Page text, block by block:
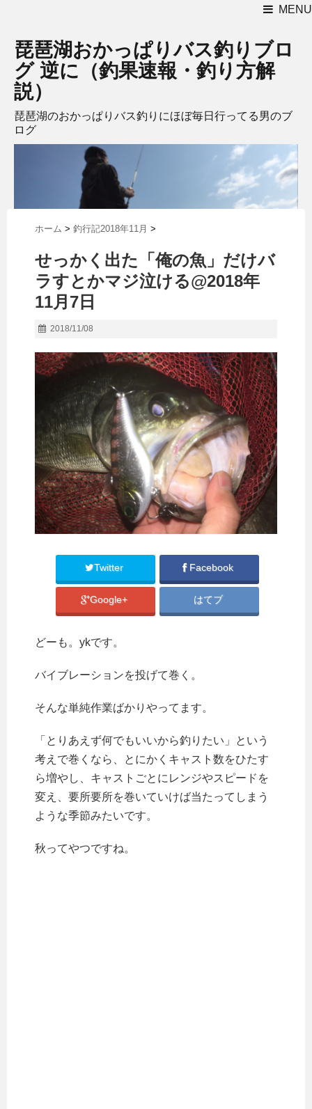
MENU
琵琶湖おかっぱりバス釣りブロ
グ 逆に（釣果速報・釣り方解
説）
琵琶湖のおかっぱりバス釣りにほぼ毎日行ってる男のブ
ログ
ホーム > 釣行記2018年11月 >
せっかく出た「俺の魚」だけバ
ラすとかマジ泣ける@2018年
11月7日
2018/11/08
Twitter Facebook
Google+ はてブ
どーも。ykです。
バイブレーションを投げて巻く。
そんな単純作業ばかりやってます。
「とりあえず何でもいいから釣りたい」という
考えで巻くなら、とにかくキャスト数をひたす
ら増やし、キャストごとにレンジやスピードを
変え、要所要所を巻いていけば当たってしまう
ような季節みたいです。
秋ってやつですね。